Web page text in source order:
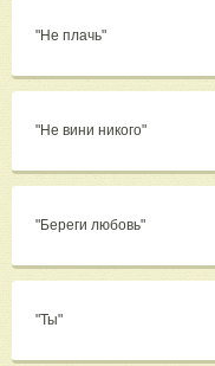
"Не плачь"
"Не вини никого"
"Береги любовь"
"Ты"